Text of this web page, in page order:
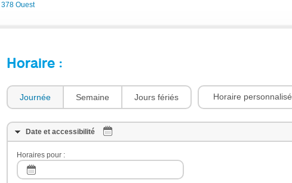
378 Ouest
Horaire :
Journée Semaine Jours fériés Horaire personnalisé
Date et accessibilité
Horaires pour :